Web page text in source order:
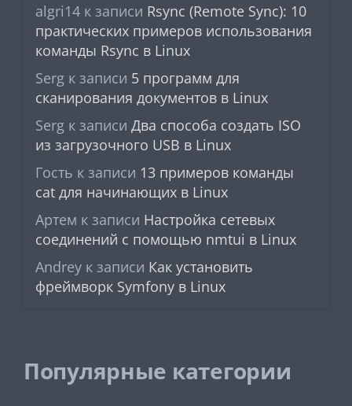
algri14 к записи Rsync (Remote Sync): 10
практических примеров использования
команды Rsync в Linux
Serg к записи 5 программ для
сканирования документов в Linux
Serg к записи Два способа создать ISO
из загрузочного USB в Linux
Гость к записи 13 примеров команды
cat для начинающих в Linux
Артем к записи Настройка сетевых
соединений с помощью nmtui в Linux
Andrey к записи Как установить
фреймворк Symfony в Linux
Популярные категории